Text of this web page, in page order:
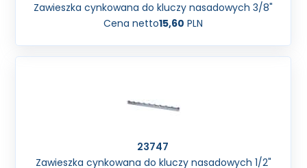
Zawieszka cynkowana do kluczy nasadowych 3/8"
Cena netto15,60 PLN
23747
Zawieszka cynkowana do kluczy nasadowych 1/2"